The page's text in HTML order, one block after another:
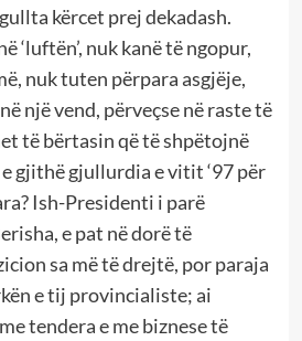
kërcet prej dekadash.
‘luftën’, nuk kanë të ngopur,
nuk tuten përpara asgjëje,
një vend, përveçse në raste të
të bërtasin që të shpëtojnë
gjithë gjullurdia e vitit ‘97 për
Ish-Presidenti i parë
e pat në dorë të
sa më të drejtë, por paraja
e tij provincialiste; ai
tendera e me biznese të